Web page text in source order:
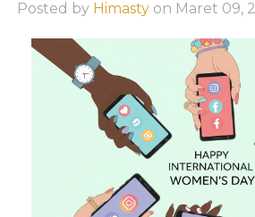
Posted by Himasty on Maret 09,